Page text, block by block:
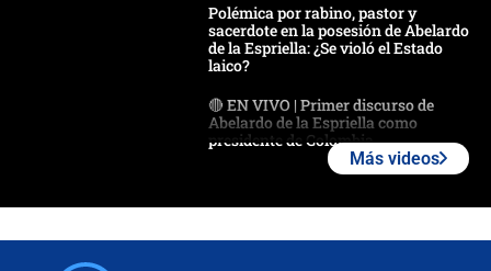
Polémica por rabino, pastor y
sacerdote en la posesión de Abelardo
de la Espriella: ¿Se violó el Estado
laico?
🔴 EN VIVO | Primer discurso de
Abelardo de la Espriella como
presidente de Colombia
Más videos